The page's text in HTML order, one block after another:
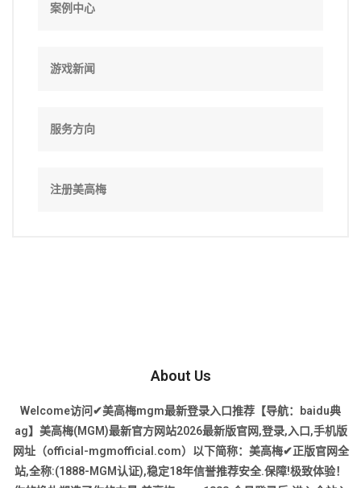
案例中心
游戏新闻
服务方向
注册美高梅
About Us
Welcome访问✔美高梅mgm最新登录入口推荐【导航：baidu典
ag】美高梅(MGM)最新官方网站2026最新版官网,登录,入口,手机版
网址（official-mgmofficial.com）以下简称：美高梅✔正版官网全
站,全称:(1888-MGM认证),稳定18年信誉推荐安全.保障!极致体验！